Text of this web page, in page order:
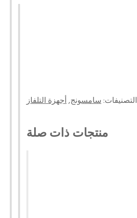
التصنيفات:سامسونج,أجهزة التلفاز
منتجات ذات صلة